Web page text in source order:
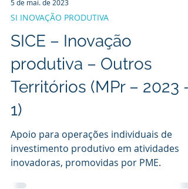
5 de mai. de 2023
SICE – Inovação
produtiva – Outros